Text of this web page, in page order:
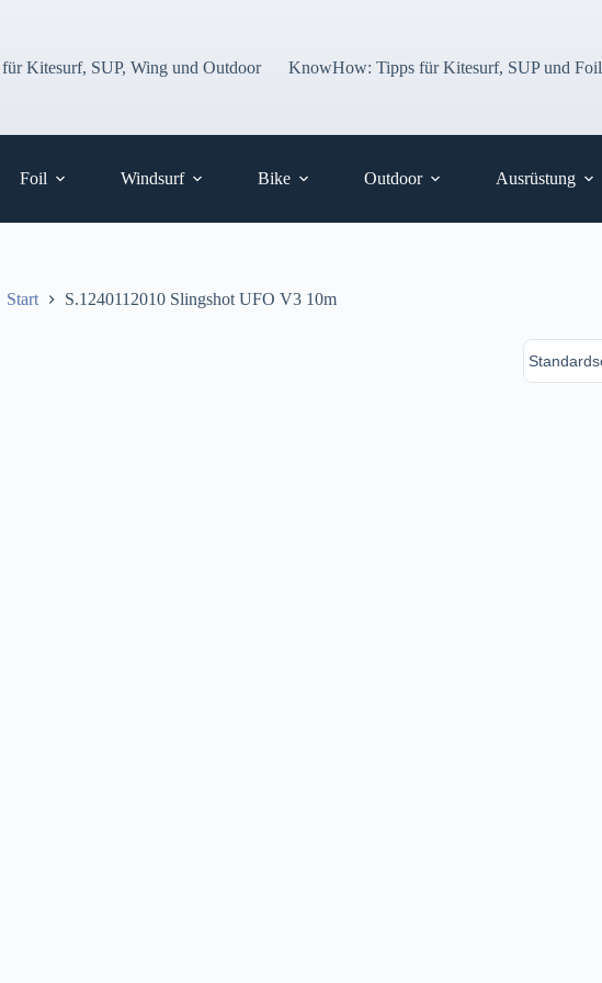
Kitesurf, SUP, Wing und Outdoor KnowHow: Tipps für Kitesurf, SUP und Foil
Foil Windsurf Bike Outdoor Ausrüstung
Start S.1240112010 Slingshot UFO V3 10m